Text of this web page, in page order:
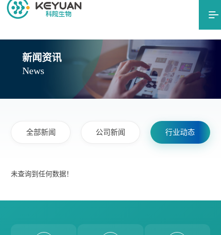
产品应用
新闻资讯
联系我们
新闻资讯
News
全部新闻 公司新闻 行业动态
未查询到任何数据！